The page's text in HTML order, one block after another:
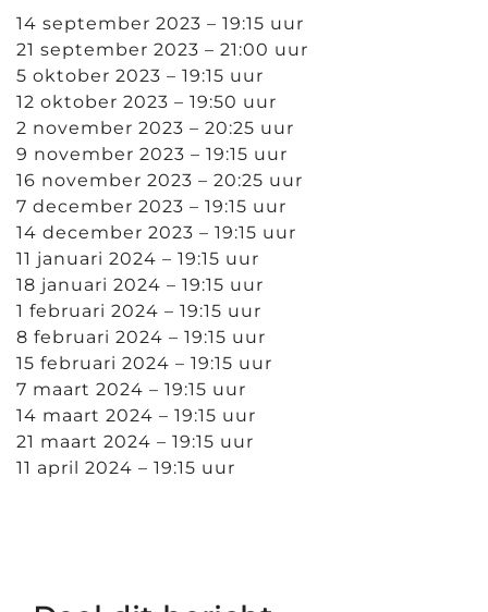
14 september 2023 – 19:15 uur
21 september 2023 – 21:00 uur
5 oktober 2023 – 19:15 uur
12 oktober 2023 – 19:50 uur
2 november 2023 – 20:25 uur
9 november 2023 – 19:15 uur
16 november 2023 – 20:25 uur
7 december 2023 – 19:15 uur
14 december 2023 – 19:15 uur
11 januari 2024 – 19:15 uur
18 januari 2024 – 19:15 uur
1 februari 2024 – 19:15 uur
8 februari 2024 – 19:15 uur
15 februari 2024 – 19:15 uur
7 maart 2024 – 19:15 uur
14 maart 2024 – 19:15 uur
21 maart 2024 – 19:15 uur
11 april 2024 – 19:15 uur